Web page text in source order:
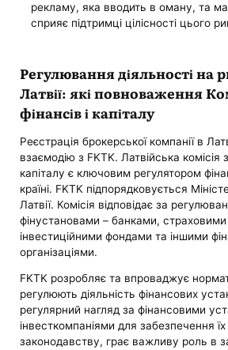
рекламу, яка вводить в оману, та
сприяє підтримці цілісності цього
Регулювання діяльності на
Латвії: які повноваження
фінансів і капіталу
Реєстрація брокерської компанії в
взаємодію з FKTK. Латвійська комісія
капіталу є ключовим регулятором
країні. FKTK підпорядковується
Латвії. Комісія відповідає за
фінустановами – банками,
інвестиційними фондами та іншими
організаціями.
FKTK розробляє та впроваджує
регулюють діяльність фінансових
регулярний нагляд за фінансовими
інвесткомпаніями для забезпечення їх
законодавству, грає важливу роль в